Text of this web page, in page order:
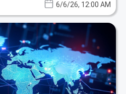
6/6/26, 12:00 AM